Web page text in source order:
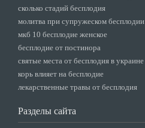
сколько стадий бесплодия
молитва при супружеском бесплодии
мкб 10 бесплодие женское
бесплодие от постинора
святые места от бесплодия в украине
корь влияет на бесплодие
лекарственные травы от бесплодия
Разделы сайта